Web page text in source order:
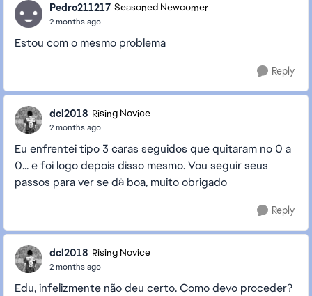
Pedro211217 Seasoned Newcomer
2 months ago
Estou com o mesmo problema
Reply
dcl2018 Rising Novice
2 months ago
Eu enfrentei tipo 3 caras seguidos que quitaram no 0 a
0... e foi logo depois disso mesmo. Vou seguir seus
passos para ver se dá boa, muito obrigado
Reply
dcl2018 Rising Novice
2 months ago
Edu, infelizmente não deu certo. Como devo proceder?